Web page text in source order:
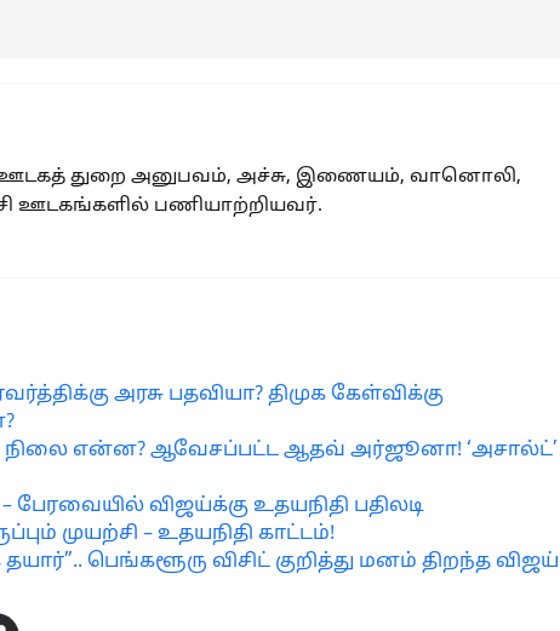
துறை அனுபவம், அச்சு, இணையம், வானொலி,
ஊடகங்களில் பணியாற்றியவர்.
அரசு பதவியா? திமுக கேள்விக்கு
நிலை என்ன? ஆவேசப்பட்ட ஆதவ் அர்ஜூனா! ‘அசால்ட்’
பேரவையில் விஜய்க்கு உதயநிதி பதிலடி
முயற்சி – உதயநிதி காட்டம்!
பெங்களூரு விசிட் குறித்து மனம் திறந்த விஜய்